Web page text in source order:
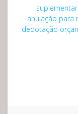
anulação para
dedotação